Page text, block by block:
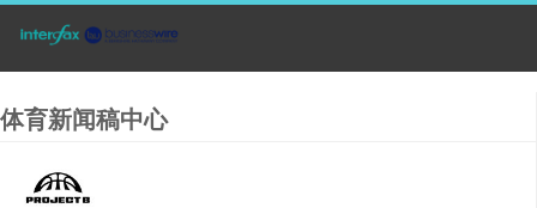
体育新闻稿中心